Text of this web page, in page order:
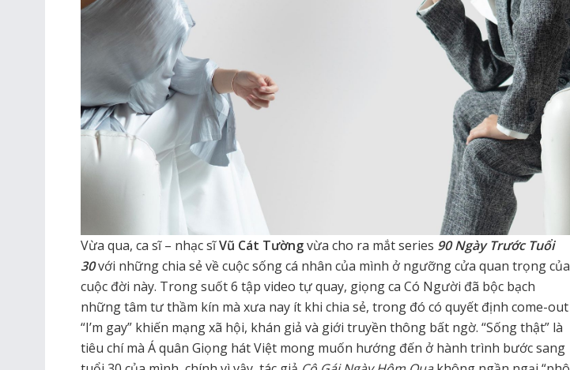
Vừa qua, ca sĩ – nhạc sĩVũ Cát Tườngvừa cho ra mắt series 90 Ngày Trước Tuổi
30với những chia sẻ về cuộc sống cá nhân của mình ở ngưỡng cửa quan trọng của
cuộc đời này. Trong suốt 6 tập video tự quay, giọng ca Có Người đã bộc bạch
những tâm tư thầm kín mà xưa nay ít khi chia sẻ, trong đó có quyết định come-out
“I’m gay” khiến mạng xã hội, khán giả và giới truyền thông bất ngờ. “Sống thật” là
tiêu chí mà Á quân Giọng hát Việt mong muốn hướng đến ở hành trình bước sang